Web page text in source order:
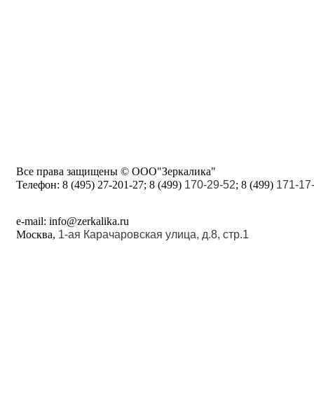
Все права защищены © ООО"Зеркалика"
Телефон: 8 (495) 27-201-27; 8 (499) 170-29-52; 8 (499) 171-
e-mail: info@zerkalika.ru
Москва, 1-ая Карачаровская улица, д.8, стр.1